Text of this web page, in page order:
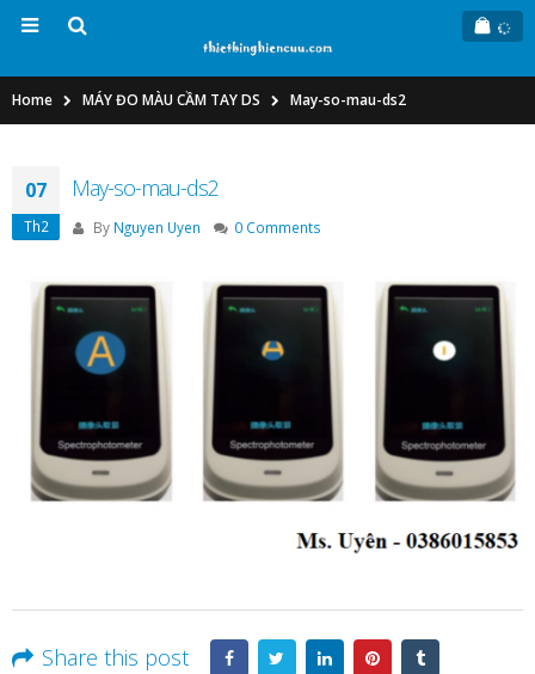
Home MÁY ĐO MÀU CẦM TAY DS May-so-mau-ds2
07
Th2
May-so-mau-ds2
By Nguyen Uyen 0 Comments
Share this post